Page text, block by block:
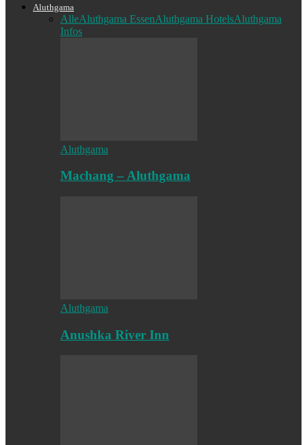
Aluthgama
AlleAluthgama EssenAluthgama HotelsAluthgama
Infos
Aluthgama
Machang – Aluthgama
Aluthgama
Anushka River Inn